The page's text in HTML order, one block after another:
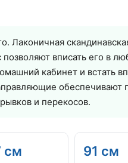
Лаконичная
позволяют вписать его в
кабинет и встать
обеспечивают
и перекосов.
см 91 см